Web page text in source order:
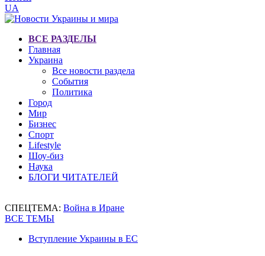
UA
ВСЕ РАЗДЕЛЫ
Главная
Украина
Все новости раздела
События
Политика
Город
Мир
Бизнес
Спорт
Lifestyle
Шоу-биз
Наука
БЛОГИ ЧИТАТЕЛЕЙ
СПЕЦТЕМА: Война в Иране
ВСЕ ТЕМЫ
Вступление Украины в ЕС